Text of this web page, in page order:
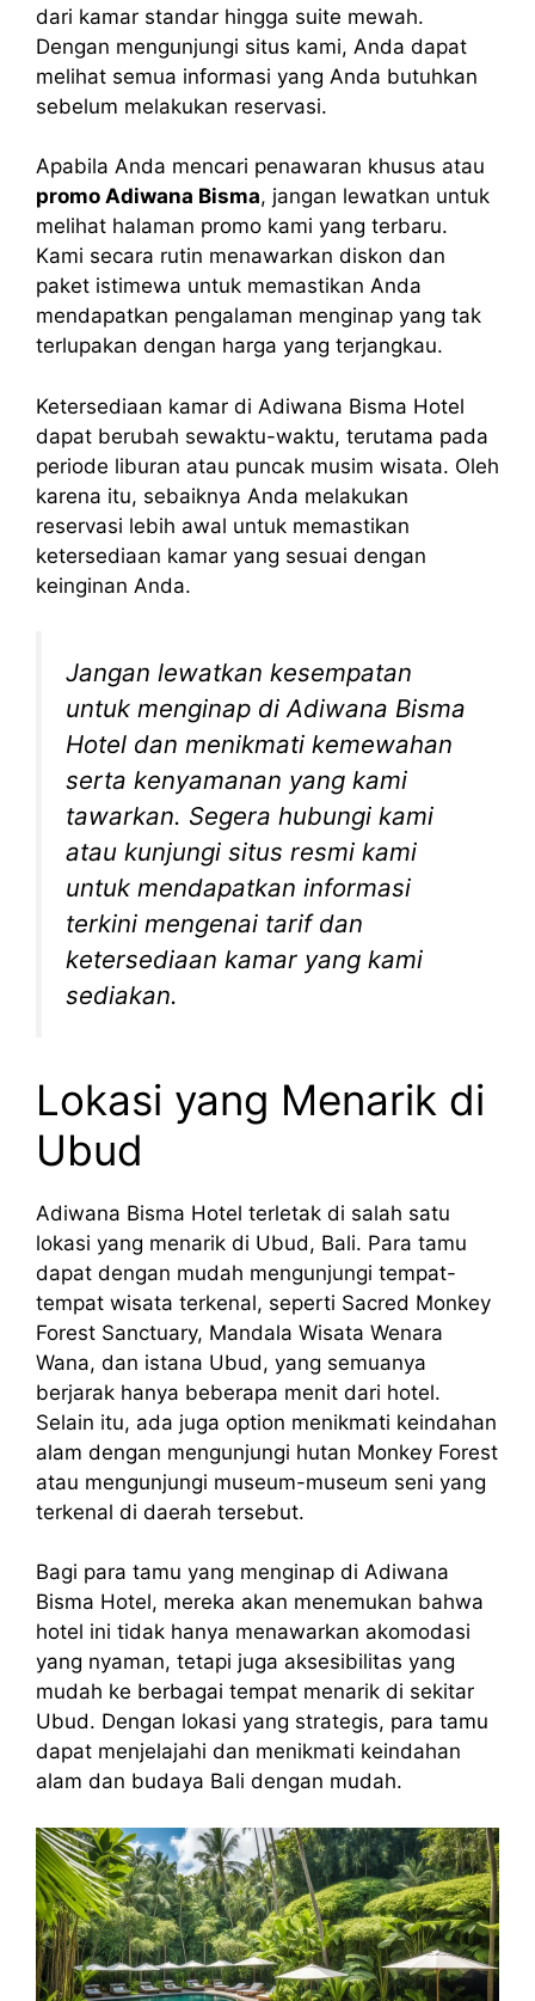
dari kamar standar hingga suite mewah.
Dengan mengunjungi situs kami, Anda dapat
melihat semua informasi yang Anda butuhkan
sebelum melakukan reservasi.
Apabila Anda mencari penawaran khusus atau
promo Adiwana Bisma, jangan lewatkan untuk
melihat halaman promo kami yang terbaru.
Kami secara rutin menawarkan diskon dan
paket istimewa untuk memastikan Anda
mendapatkan pengalaman menginap yang tak
terlupakan dengan harga yang terjangkau.
Ketersediaan kamar di Adiwana Bisma Hotel
dapat berubah sewaktu-waktu, terutama pada
periode liburan atau puncak musim wisata. Oleh
karena itu, sebaiknya Anda melakukan
reservasi lebih awal untuk memastikan
ketersediaan kamar yang sesuai dengan
keinginan Anda.
Jangan lewatkan kesempatan
untuk menginap di Adiwana Bisma
Hotel dan menikmati kemewahan
serta kenyamanan yang kami
tawarkan. Segera hubungi kami
atau kunjungi situs resmi kami
untuk mendapatkan informasi
terkini mengenai tarif dan
ketersediaan kamar yang kami
sediakan.
Lokasi yang Menarik di
Ubud
Adiwana Bisma Hotel terletak di salah satu
lokasi yang menarik di Ubud, Bali. Para tamu
dapat dengan mudah mengunjungi tempat-
tempat wisata terkenal, seperti Sacred Monkey
Forest Sanctuary, Mandala Wisata Wenara
Wana, dan istana Ubud, yang semuanya
berjarak hanya beberapa menit dari hotel.
Selain itu, ada juga option menikmati keindahan
alam dengan mengunjungi hutan Monkey Forest
atau mengunjungi museum-museum seni yang
terkenal di daerah tersebut.
Bagi para tamu yang menginap di Adiwana
Bisma Hotel, mereka akan menemukan bahwa
hotel ini tidak hanya menawarkan akomodasi
yang nyaman, tetapi juga aksesibilitas yang
mudah ke berbagai tempat menarik di sekitar
Ubud. Dengan lokasi yang strategis, para tamu
dapat menjelajahi dan menikmati keindahan
alam dan budaya Bali dengan mudah.